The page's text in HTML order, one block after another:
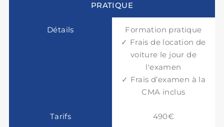
PRATIQUE
Formation pratique
✓ Frais de location de
voiture le jour de
l'examen
✓ Frais d’examen à la
CMA inclus
490€